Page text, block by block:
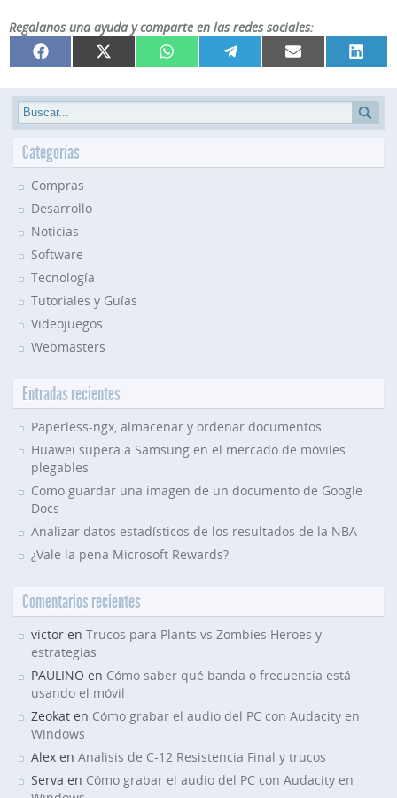
Regalanos una ayuda y comparte en las redes sociales:
Compartir
en
Facebook Compartir
en
X
(Twitter)
Compartir
en
WhatsApp Compartir
en
Compartir
en
Email
en
Categorías
Compras
Desarrollo
Noticias
Software
Tecnología
Tutoriales y Guías
Videojuegos
Webmasters
Entradas recientes
Paperless-ngx, almacenar y ordenar documentos
Huawei supera a Samsung en el mercado de móviles
plegables
Como guardar una imagen de un documento de Google
Docs
Analizar datos estadísticos de los resultados de la NBA
¿Vale la pena Microsoft Rewards?
Comentarios recientes
victor en Trucos para Plants vs Zombies Heroes y
estrategias
PAULINO en Cómo saber qué banda o frecuencia está
usando el móvil
Zeokat en Cómo grabar el audio del PC con Audacity en
Windows
Alex en Analisis de C-12 Resistencia Final y trucos
Serva en Cómo grabar el audio del PC con Audacity en